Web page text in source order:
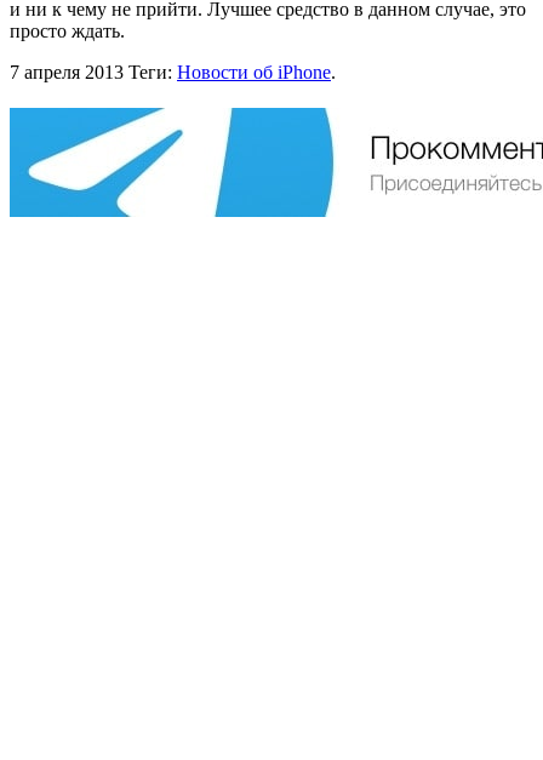
и ни к чему не прийти. Лучшее средство в данном случае, это
просто ждать.
7 апреля 2013 Теги: Новости об iPhone.